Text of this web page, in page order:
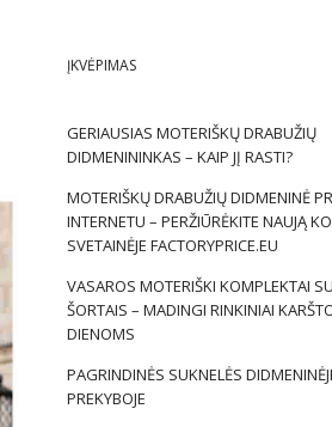
ĮKVĖPIMAS
GERIAUSIAS MOTERIŠKŲ DRABUŽIŲ
DIDMENININKAS – KAIP JĮ RASTI?
MOTERIŠKŲ DRABUŽIŲ DIDMENINĖ
INTERNETU – PERŽIŪRĖKITE NAUJĄ
SVETAINĖJE FACTORYPRICE.EU
VASAROS MOTERIŠKI KOMPLEKTAI SU
ŠORTAIS – MADINGI RINKINIAI
DIENOMS
PAGRINDINĖS SUKNELĖS
PREKYBOJE